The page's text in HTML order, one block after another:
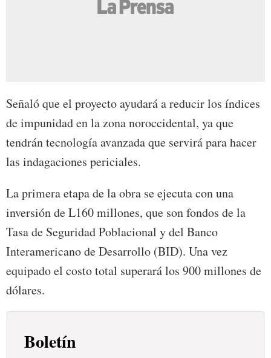
Señaló que el proyecto ayudará a reducir los índices
de impunidad en la zona noroccidental, ya que
tendrán tecnología avanzada que servirá para hacer
las indagaciones periciales.
La primera etapa de la obra se ejecuta con una
inversión de L160 millones, que son fondos de la
Tasa de Seguridad Poblacional y del Banco
Interamericano de Desarrollo (BID). Una vez
equipado el costo total superará los 900 millones de
dólares.
Boletín